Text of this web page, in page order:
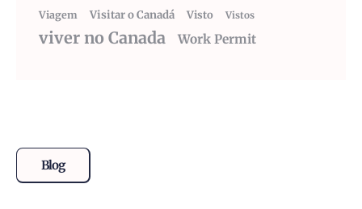
Viagem Visitar o Canadá Visto Vistos
viver no Canada Work Permit
Blog